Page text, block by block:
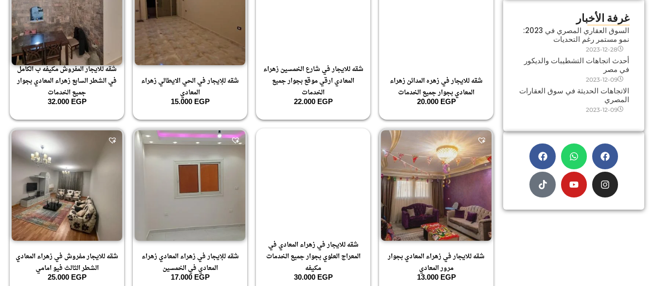
غرفة الأخبار
السوق العقاري المصري في 2023:
نمو مستمر رغم التحديات
2023-12-28
أحدث اتجاهات التشطيبات والديكور
في مصر
2023-12-09
الاتجاهات الحديثة في سوق العقارات
المصري
2023-12-09
شقه للايجار في زهره المدائن زهراء
المعادي بجوار جميع الخدمات
20.000EGP
شقه للايجار في شارع الخمسين زهراء
المعادي ارقي موقع بجوار جميع
الخدمات
22.000EGP
شقه للإيجار في الحي الايطالي زهراء
المعادي
15.000EGP
شقه للايجار المفروش مكيفه ب الكامل
في الشطر السابع زهراء المعادي بجوار
جميع الخدمات
32.000EGP
شقه للايجار في زهراء المعادي بجوار
مرور المعادي
13.000EGP
شقه للايجار في زهراء المعادي في
المعراج العلوي بجوار جميع الخدمات
مكيفه
30.000EGP
شقه للإيجار في زهراء المعادي زهراء
المعادي في الخمسين
17.000EGP
شقه للايجار مفروش في زهراء المعادي
الشطر الثالث فيو امامي
25.000EGP